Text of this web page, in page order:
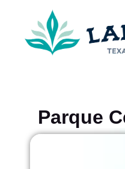
Parque